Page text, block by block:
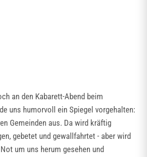
an den Kabarett-Abend beim
uns humorvoll ein Spiegel vorgehalten:
Gemeinden aus. Da wird kräftig
gebetet und gewallfahrtet - aber wird
um uns herum gesehen und